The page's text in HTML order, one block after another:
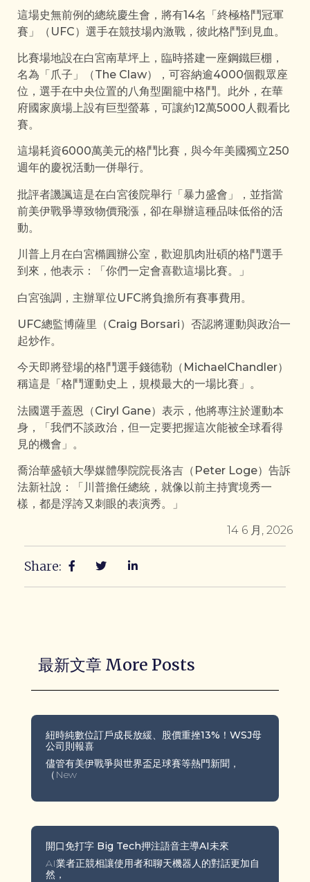
這場史無前例的總統慶生會，將有14名「終極格鬥冠軍
賽」（UFC）選手在競技場內激戰，彼此格鬥到見血。
比賽場地設在白宮南草坪上，臨時搭建一座鋼鐵巨棚，
名為「爪子」（The Claw），可容納逾4000個觀眾座
位，選手在中央位置的八角型圍籠中格鬥。此外，在華
府國家廣場上設有巨型螢幕，可讓約12萬5000人觀看比
賽。
這場耗資6000萬美元的格鬥比賽，與今年美國獨立250
週年的慶祝活動一併舉行。
批評者譏諷這是在白宮後院舉行「暴力盛會」，並指當
前美伊戰爭導致物價飛漲，卻在舉辦這種品味低俗的活
動。
川普上月在白宮橢圓辦公室，歡迎肌肉壯碩的格鬥選手
到來，他表示：「你們一定會喜歡這場比賽。」
白宮強調，主辦單位UFC將負擔所有賽事費用。
UFC總監博薩里（Craig Borsari）否認將運動與政治一
起炒作。
今天即將登場的格鬥選手錢德勒（MichaelChandler）
稱這是「格鬥運動史上，規模最大的一場比賽」。
法國選手蓋恩（Ciryl Gane）表示，他將專注於運動本
身，「我們不談政治，但一定要把握這次能被全球看得
見的機會」。
喬治華盛頓大學媒體學院院長洛吉（Peter Loge）告訴
法新社說：「川普擔任總統，就像以前主持實境秀一
樣，都是浮誇又刺眼的表演秀。」
14 6 月, 2026
Share:
最新文章 More Posts
紐時純數位訂戶成長放緩、股價重挫13%！WSJ母
公司則報喜
儘管有美伊戰爭與世界盃足球賽等熱門新聞，
（New
開口免打字 Big Tech押注語音主導AI未來
AI業者正競相讓使用者和聊天機器人的對話更加自
然，